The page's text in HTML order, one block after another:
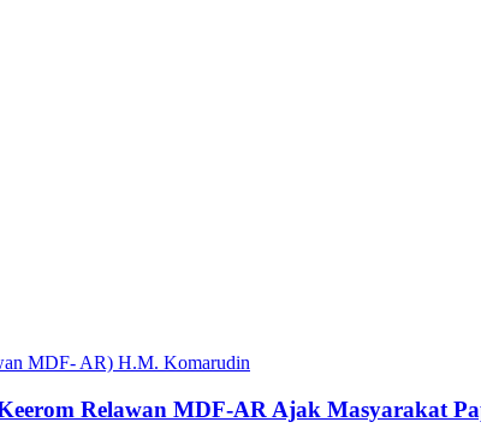
Relawan MDF-AR Ajak Masyarakat